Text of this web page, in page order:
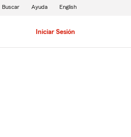
Iniciar Sesión
Buscar Ayuda English